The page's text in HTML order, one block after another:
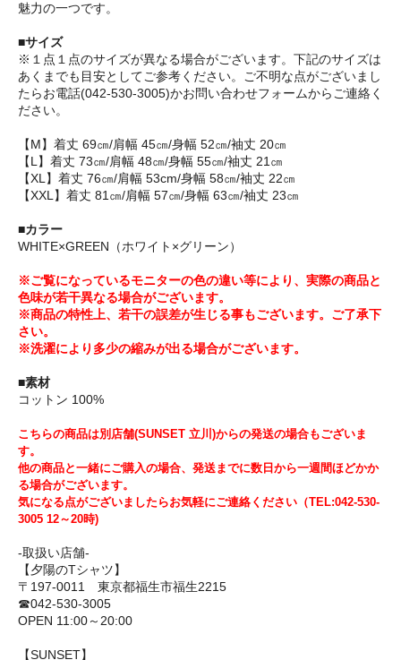
魅力の一つです。
■サイズ
※１点１点のサイズが異なる場合がございます。下記のサイズは
あくまでも目安としてご参考ください。ご不明な点がございまし
たらお電話(042-530-3005)かお問い合わせフォームからご連絡く
ださい。
【M】着丈 69㎝/肩幅 45㎝/身幅 52㎝/袖丈 20㎝
【L】着丈 73㎝/肩幅 48㎝/身幅 55㎝/袖丈 21㎝
【XL】着丈 76㎝/肩幅 53cm/身幅 58㎝/袖丈 22㎝
【XXL】着丈 81㎝/肩幅 57㎝/身幅 63㎝/袖丈 23㎝
■カラー
WHITE×GREEN（ホワイト×グリーン）
※ご覧になっているモニターの色の違い等により、実際の商品と
色味が若干異なる場合がございます。
※商品の特性上、若干の誤差が生じる事もございます。ご了承下
さい。
※洗濯により多少の縮みが出る場合がございます。
■素材
コットン 100%
こちらの商品は別店舗(SUNSET 立川)からの発送の場合もございま
す。
他の商品と一緒にご購入の場合、発送までに数日から一週間ほどかか
る場合がございます。
気になる点がございましたらお気軽にご連絡ください（TEL:042-530-
3005 12～20時)
-取扱い店舗-
【夕陽のTシャツ】
〒197-0011 東京都福生市福生2215
☎042-530-3005
OPEN 11:00～20:00
【SUNSET】